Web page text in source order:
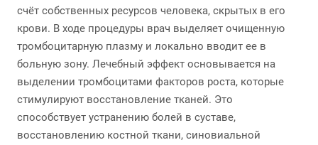
счёт собственных ресурсов человека, скрытых в его
крови. В ходе процедуры врач выделяет очищенную
тромбоцитарную плазму и локально вводит ее в
больную зону. Лечебный эффект основывается на
выделении тромбоцитами факторов роста, которые
стимулируют восстановление тканей. Это
способствует устранению болей в суставе,
восстановлению костной ткани, синовиальной